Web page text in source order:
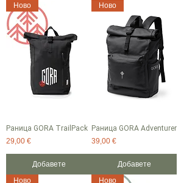
Ново
Раница GORA TrailPack
Цена
29,00 €
Добавете
Ново
Раница GORA Adventurer
Цена
39,00 €
Добавете
Ново
Ново